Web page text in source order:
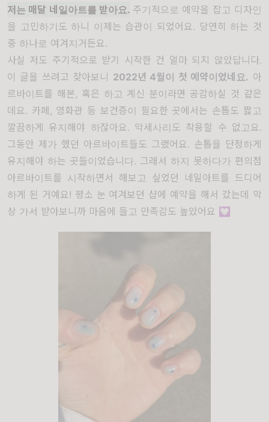
저는 매달 네일아트를 받아요. 주기적으로 예약을 잡고 디자인
을 고민하기도 하니 이제는 습관이 되었어요. 당연히 하는 것
중 하나로 여겨지거든요.
사실 저도 주기적으로 받기 시작한 건 얼마 되지 않았답니다.
이 글을 쓰려고 찾아보니 2022년 4월이 첫 예약이었네요. 아
르바이트를 해본, 혹은 하고 계신 분이라면 공감하실 것 같은
데요. 카페, 영화관 등 보건증이 필요한 곳에서는 손톱도 짧고
깔끔하게 유지해야 하잖아요. 악세사리도 착용할 수 없고요.
그동안 제가 했던 아르바이트들도 그랬어요. 손톱을 단정하게
유지해야 하는 곳들이었습니다. 그래서 하지 못하다가 편의점
아르바이트를 시작하면서 해보고 싶었던 네일아트를 드디어
하게 된 거예요! 평소 눈 여겨보던 샵에 예약을 해서 갔는데 막
상 가서 받아보니까 마음에 들고 만족감도 높았어요 💟